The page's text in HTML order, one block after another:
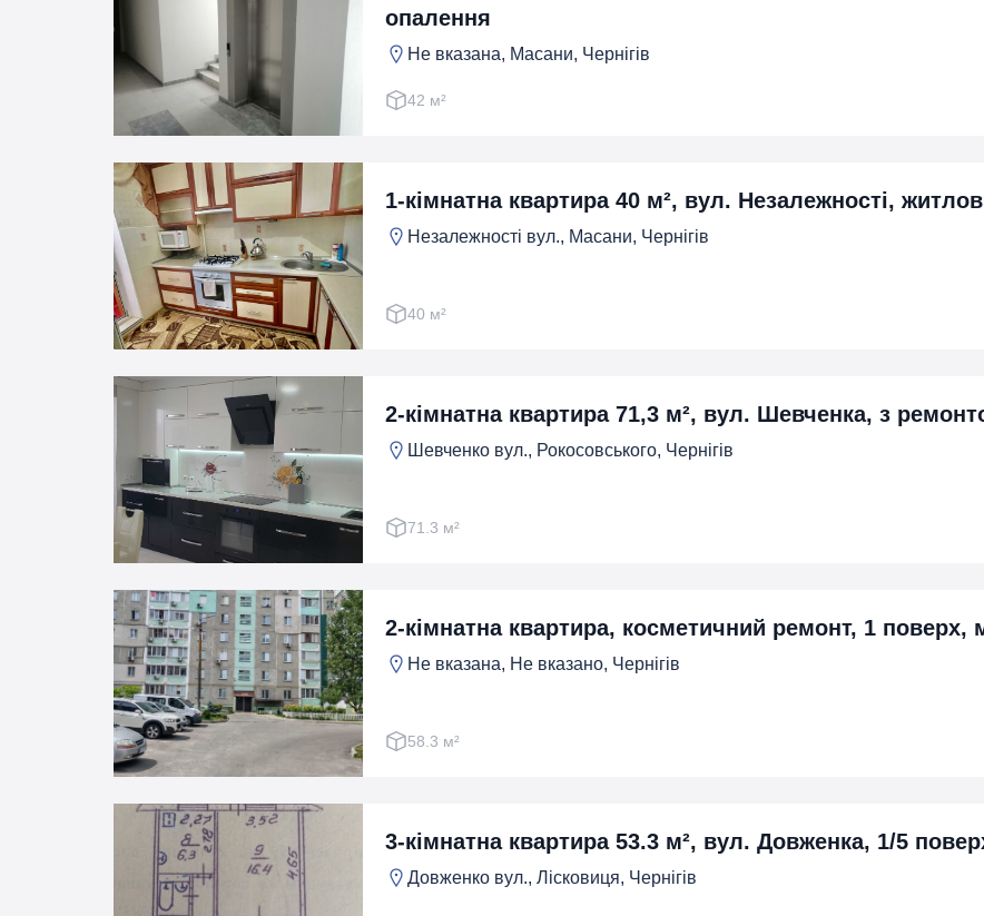
опалення
Не вказана, Масани, Чернігів
42 м²
1-кімнатна квартира 40 м², вул. Незалежності,
Незалежності вул., Масани, Чернігів
40 м²
2-кімнатна квартира 71,3 м², вул. Шевченка, з
Шевченко вул., Рокосовського, Чернігів
71.3 м²
2-кімнатна квартира, косметичний ремонт, 1 поверх,
Не вказана, Не вказано, Чернігів
58.3 м²
3-кімнатна квартира 53.3 м², вул. Довженка, 1/5
Довженко вул., Лiсковиця, Чернігів